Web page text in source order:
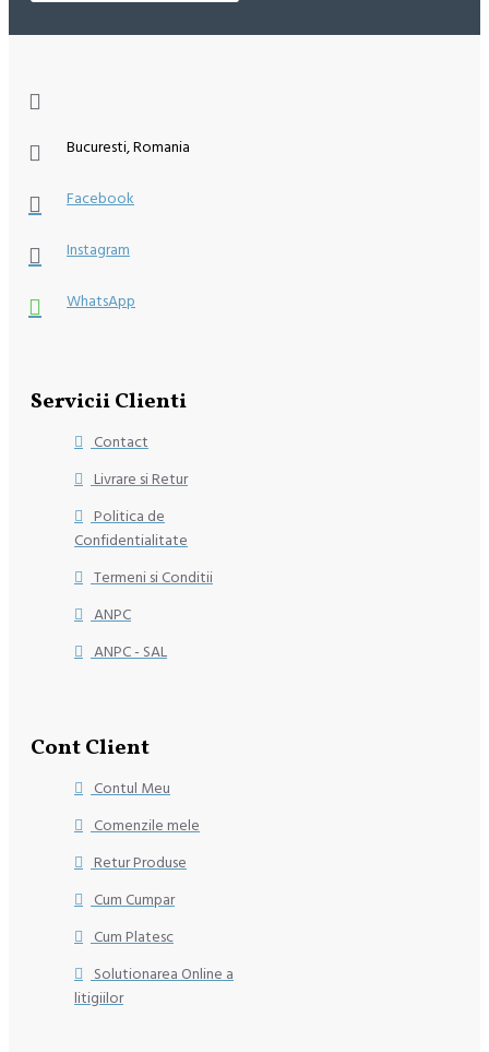
Bucuresti, Romania
Facebook
Instagram
WhatsApp
Servicii Clienti
Contact
Livrare si Retur
Politica de
Confidentialitate
Termeni si Conditii
ANPC
ANPC - SAL
Cont Client
Contul Meu
Comenzile mele
Retur Produse
Cum Cumpar
Cum Platesc
Solutionarea Online a
litigiilor